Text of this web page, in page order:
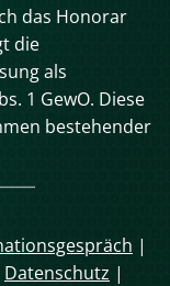
das Honorar
die
als
1 GewO. Diese
bestehender
|
Datenschutz |